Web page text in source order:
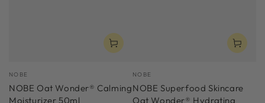
Verkäufer/in:
NOBE
NOBE Oat Wonder® Calming
Moisturizer 50ml
Verkäufer/in:
NOBE
NOBE Superfood Skincare
Oat Wonder® Hydrating